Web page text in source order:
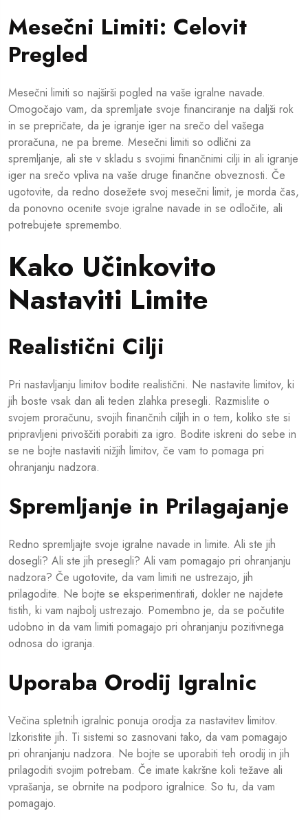
Mesečni Limiti: Celovit
Pregled
Mesečni limiti so najširši pogled na vaše igralne navade.
Omogočajo vam, da spremljate svoje financiranje na daljši rok
in se prepričate, da je igranje iger na srečo del vašega
proračuna, ne pa breme. Mesečni limiti so odlični za
spremljanje, ali ste v skladu s svojimi finančnimi cilji in ali igranje
iger na srečo vpliva na vaše druge finančne obveznosti. Če
ugotovite, da redno dosežete svoj mesečni limit, je morda čas,
da ponovno ocenite svoje igralne navade in se odločite, ali
potrebujete spremembo.
Kako Učinkovito
Nastaviti Limite
Realistični Cilji
Pri nastavljanju limitov bodite realistični. Ne nastavite limitov, ki
jih boste vsak dan ali teden zlahka presegli. Razmislite o
svojem proračunu, svojih finančnih ciljih in o tem, koliko ste si
pripravljeni privoščiti porabiti za igro. Bodite iskreni do sebe in
se ne bojte nastaviti nižjih limitov, če vam to pomaga pri
ohranjanju nadzora.
Spremljanje in Prilagajanje
Redno spremljajte svoje igralne navade in limite. Ali ste jih
dosegli? Ali ste jih presegli? Ali vam pomagajo pri ohranjanju
nadzora? Če ugotovite, da vam limiti ne ustrezajo, jih
prilagodite. Ne bojte se eksperimentirati, dokler ne najdete
tistih, ki vam najbolj ustrezajo. Pomembno je, da se počutite
udobno in da vam limiti pomagajo pri ohranjanju pozitivnega
odnosa do igranja.
Uporaba Orodij Igralnic
Večina spletnih igralnic ponuja orodja za nastavitev limitov.
Izkoristite jih. Ti sistemi so zasnovani tako, da vam pomagajo
pri ohranjanju nadzora. Ne bojte se uporabiti teh orodij in jih
prilagoditi svojim potrebam. Če imate kakršne koli težave ali
vprašanja, se obrnite na podporo igralnice. So tu, da vam
pomagajo.